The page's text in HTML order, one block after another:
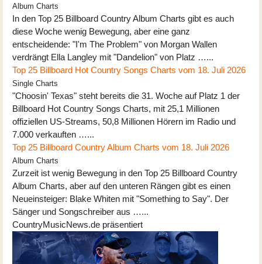
Album Charts
In den Top 25 Billboard Country Album Charts gibt es auch
diese Woche wenig Bewegung, aber eine ganz
entscheidende: "I'm The Problem" von Morgan Wallen
verdrängt Ella Langley mit "Dandelion" von Platz …...
Top 25 Billboard Hot Country Songs Charts vom 18. Juli 2026
Single Charts
"Choosin' Texas" steht bereits die 31. Woche auf Platz 1 der
Billboard Hot Country Songs Charts, mit 25,1 Millionen
offiziellen US-Streams, 50,8 Millionen Hörern im Radio und
7.000 verkauften …...
Top 25 Billboard Country Album Charts vom 18. Juli 2026
Album Charts
Zurzeit ist wenig Bewegung in den Top 25 Billboard Country
Album Charts, aber auf den unteren Rängen gibt es einen
Neueinsteiger: Blake Whiten mit "Something to Say". Der
Sänger und Songschreiber aus …...
CountryMusicNews.de präsentiert